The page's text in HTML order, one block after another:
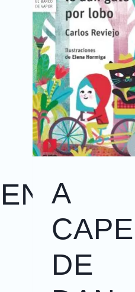
A
DE